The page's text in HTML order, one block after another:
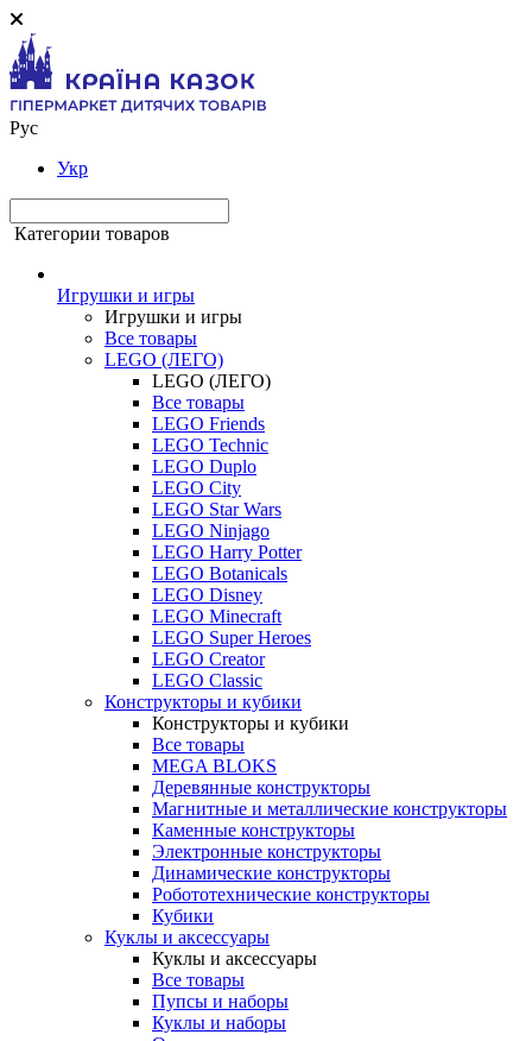
Рус
Укр
Категории товаров
Игрушки и игры
Игрушки и игры
Все товары
LEGO (ЛЕГО)
LEGO (ЛЕГО)
Все товары
LEGO Friends
LEGO Technic
LEGO Duplo
LEGO City
LEGO Star Wars
LEGO Ninjago
LEGO Harry Potter
LEGO Botanicals
LEGO Disney
LEGO Minecraft
LEGO Super Heroes
LEGO Creator
LEGO Classic
Конструкторы и кубики
Конструкторы и кубики
Все товары
MEGA BLOKS
Деревянные конструкторы
Магнитные и металлические конструкторы
Каменные конструкторы
Электронные конструкторы
Динамические конструкторы
Робототехнические конструкторы
Кубики
Куклы и аксессуары
Куклы и аксессуары
Все товары
Пупсы и наборы
Куклы и наборы